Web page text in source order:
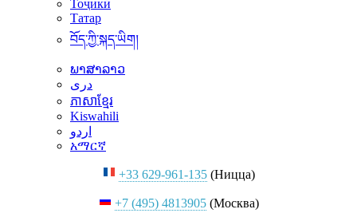
Тоҷикӣ
Татар
བོད་ཀྱི་སྐད་ཡིག།
ພາສາລາວ
دری
ភាសាខ្មែរ
Kiswahili
اردو
አማርኛ
+33 629-961-135(Ницца)
+7 (495) 4813905(Москва)